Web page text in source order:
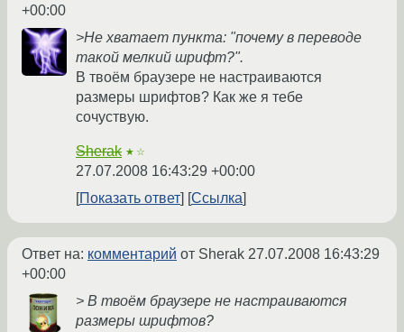
+00:00
>Не хватает пункта: "почему в переводе
такой мелкий шрифт?".
В твоём браузере не настраиваются
размеры шрифтов? Как же я тебе
сочуствую.
Sherak ★☆
27.07.2008 16:43:29 +00:00
Показать ответ
Ссылка
Ответ на: комментарий от Sherak 27.07.2008 16:43:29
+00:00
> В твоём браузере не настраиваются
размеры шрифтов?